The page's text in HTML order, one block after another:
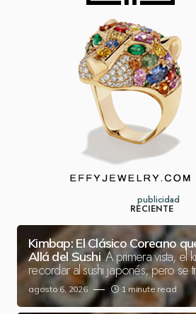
publicidad
RECIENTE
Kimbap: El Clásico Coreano
Allá del Sushi A primera vista, el
recordar al sushi japonés, pero se
agosto 6, 2026 1 minute read